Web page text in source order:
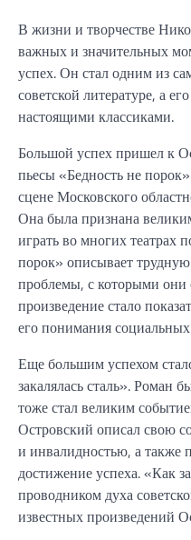
В жизни и творчестве
важных и значительных
успех. Он стал одним из
советской литературе, а
настоящими классиками.
Большой успех пришел к
пьесы «Бедность не
сцене Московского
Она была признана
играть во многих театрах
порок» описывает
проблемы, с которыми они
произведение стало
его понимания
Еще большим успехом
закалялась сталь». Роман
тоже стал великим
Островский описал свою
и инвалидностью, а также
достижение успеха. «Как
проводником духа
известных произведений